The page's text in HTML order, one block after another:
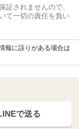
されませんので、
て一切の責任を負い
報に誤りがある場合は
で送る